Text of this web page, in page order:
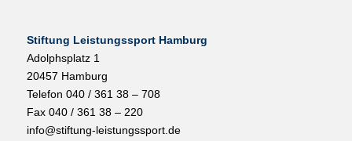
Stiftung Leistungssport Hamburg
Adolphsplatz 1
20457 Hamburg
Telefon 040 / 361 38 – 708
Fax 040 / 361 38 – 220
info@stiftung-leistungssport.de